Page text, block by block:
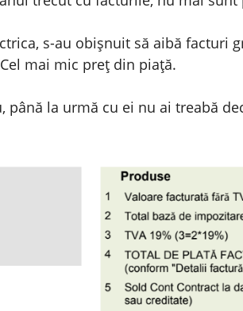
s-au obișnuit să aibă facturi
mai mic preț din piață.
până la urmă cu ei nu ai treabă